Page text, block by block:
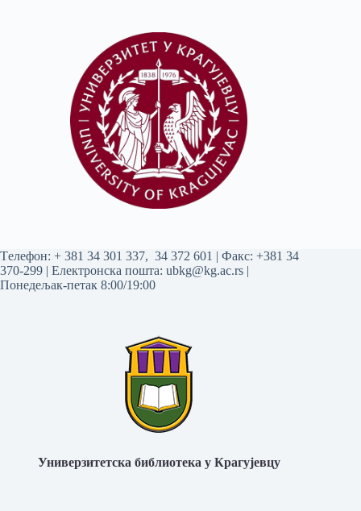
Tелефон: + 381 34 301 337, 34 372 601 | Факс: +381 34
370-299 | Електронска пошта: ubkg@kg.ac.rs |
Понедељак-петак 8:00/19:00
Универзитетска библиотека у Крагујевцу